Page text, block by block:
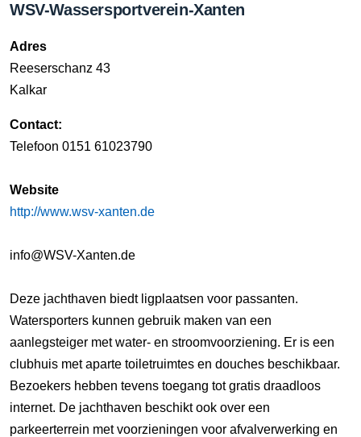
WSV-Wassersportverein-Xanten
Adres
Reeserschanz 43
Kalkar
Contact:
Telefoon 0151 61023790
Website
http://www.wsv-xanten.de
info@WSV-Xanten.de
Deze jachthaven biedt ligplaatsen voor passanten.
Watersporters kunnen gebruik maken van een
aanlegsteiger met water- en stroomvoorziening. Er is een
clubhuis met aparte toiletruimtes en douches beschikbaar.
Bezoekers hebben tevens toegang tot gratis draadloos
internet. De jachthaven beschikt ook over een
parkeerterrein met voorzieningen voor afvalverwerking en